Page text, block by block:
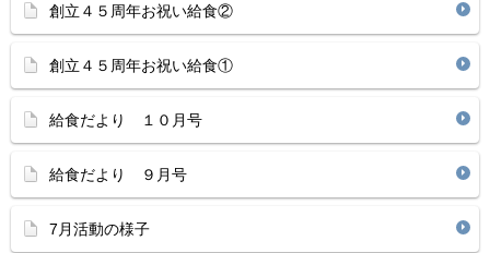
創立４５周年お祝い給食②
創立４５周年お祝い給食①
給食だより １０月号
給食だより ９月号
7月活動の様子